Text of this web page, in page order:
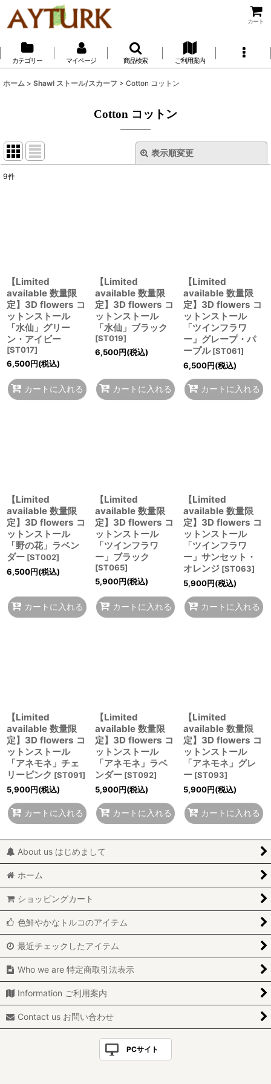
カート
カテゴリー マイページ 商品検索 ご利用案内
ホーム > Shawl ストール/スカーフ > Cotton コットン
Cotton コットン
表示順変更
9件
【Limited
available 数量限
定】3D flowers コ
ットンストール
「水仙」グリー
ン・アイビー
[ST017]
6,500円(税込)
カートに入れる
【Limited
available 数量限
定】3D flowers コ
ットンストール
「水仙」ブラック
[ST019]
6,500円(税込)
カートに入れる
【Limited
available 数量限
定】3D flowers コ
ットンストール
「ツインフラワ
ー」グレープ・パ
ープル [ST061]
6,500円(税込)
カートに入れる
【Limited
available 数量限
定】3D flowers コ
ットンストール
「野の花」ラベン
ダー [ST002]
6,500円(税込)
カートに入れる
【Limited
available 数量限
定】3D flowers コ
ットンストール
「ツインフラワ
ー」ブラック
[ST065]
5,900円(税込)
カートに入れる
【Limited
available 数量限
定】3D flowers コ
ットンストール
「ツインフラワ
ー」サンセット・
オレンジ [ST063]
5,900円(税込)
カートに入れる
【Limited
available 数量限
定】3D flowers コ
ットンストール
「アネモネ」チェ
リーピンク [ST091]
5,900円(税込)
カートに入れる
【Limited
available 数量限
定】3D flowers コ
ットンストール
「アネモネ」ラベ
ンダー [ST092]
5,900円(税込)
カートに入れる
【Limited
available 数量限
定】3D flowers コ
ットンストール
「アネモネ」グレ
ー [ST093]
5,900円(税込)
カートに入れる
About us はじめまして
ホーム
ショッピングカート
色鮮やかなトルコのアイテム
最近チェックしたアイテム
Who we are 特定商取引法表示
Information ご利用案内
Contact us お問い合わせ
PCサイト